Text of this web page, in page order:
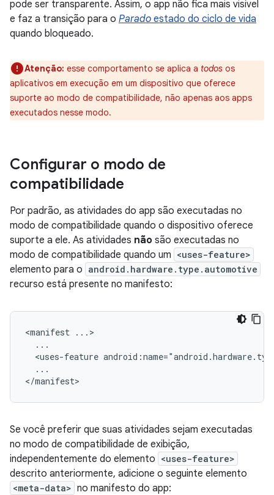
pode ser transparente. Assim, o app não fica mais visível
e faz a transição para o Parado estado do ciclo de vida
quando bloqueado.
Atenção: esse comportamento se aplica a todos os
aplicativos em execução em um dispositivo que oferece
suporte ao modo de compatibilidade, não apenas aos apps
executados nesse modo.
Configurar o modo de
compatibilidade
Por padrão, as atividades do app são executadas no
modo de compatibilidade quando o dispositivo oferece
suporte a ele. As atividades não são executadas no
modo de compatibilidade quando um <uses-feature>
elemento para o android.hardware.type.automotive
recurso está presente no manifesto:
<manifest
<uses-feature
...
Se você preferir que suas atividades sejam executadas
no modo de compatibilidade de exibição,
independentemente do elemento <uses-feature>
descrito anteriormente, adicione o seguinte elemento
<meta-data> no manifesto do app: